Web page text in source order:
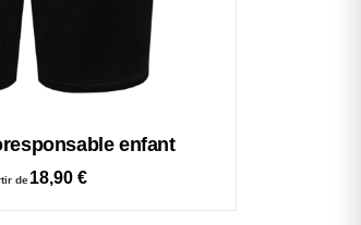
enfant
de18,90 €